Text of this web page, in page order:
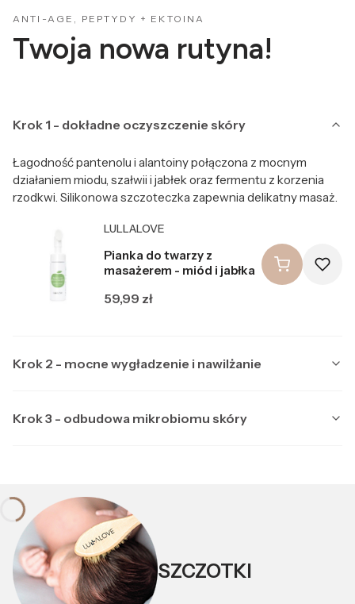
ANTI-AGE, PEPTYDY + EKTOINA
Twoja nowa rutyna!
Krok 1 - dokładne oczyszczenie skóry
Łagodność pantenolu i alantoiny połączona z mocnym
działaniem miodu, szałwii i jabłek oraz fermentu z korzenia
rzodkwi. Silikonowa szczoteczka zapewnia delikatny masaż.
Producent LULLALOVE
LULLALOVE
Pianka do twarzy z
masażerem - miód i jabłka
Cena
59,99 zł
Krok 2 - mocne wygładzenie i nawilżanie
Multipeptydowe serum do
twarzy z ektoiną
Cena
99,99 zł
Krok 3 - odbudowa mikrobiomu skóry
Producent LULLALOVE
LULLALOVE
Kojąca maska nocna z
ektoiną i prebiotykami
Cena
89,99 zł
SZCZOTKI